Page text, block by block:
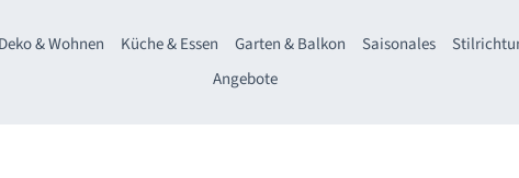
Deko & Wohnen Küche & Essen Garten & Balkon Saisonales
Angebote